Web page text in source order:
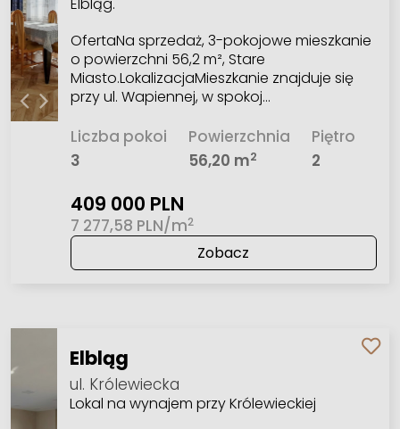
OfertaNa sprzedaż, 3-pokojowe mieszkanie
o powierzchni 56,2 m², Stare
Miasto.LokalizacjaMieszkanie znajduje się
przy ul. Wapiennej, w spokoj…
Liczba pokoi
3
Powierzchnia
56,20 m2
Piętro
2
409 000 PLN
7 277,58 PLN/m2
Zobacz
Elbląg
ul. Królewiecka
Lokal na wynajem przy Królewieckiej